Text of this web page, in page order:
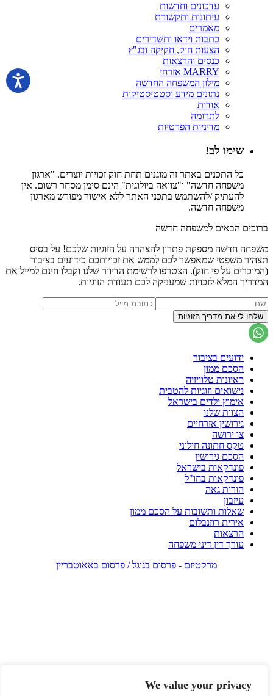
We value your privacy
עדכונים וחדשות
עיתונות ותקשורת
מאמרים
כתבות וידאו ותשדירים
הצעות חוק, חקיקה ובג"ץ
כנסים והרצאות
MARRY אזרחי
מילון המשפחה החדשה
נתונים מידע וסטטיסטיקות
אודות
לתרומה
מדיניות הפרטיות
שימו לב!
כל התכנים באתר זה מוגנים תחת חוק זכויות יוצרים. "ארגון
משפחה חדשה" ו"צוואה ביולוגית" הינם סימן מסחר רשום. אין
להעתיק /להשתמש בתכני האתר ללא אישור מפורש מארגון
משפחה חדשה.
ברוכים הבאים למשפחה חדשה
משפחה חדשה מספקת פתרון להצהרה על הזוגיות שלכם! על בסיס
תצהיר משפטי שמאפשר לכם לממש את זכויותכם כידועים בציבור
(המוכרים על פי חוק). הצטרפו לרשימת הדיוור שלנו וקבלו חינם למייל את
המדריך המלא לזכויות שמעניקה לכם תעודת הזוגיות.
ידועים בציבור
הסכם ממון
ראיונות טלוויזיה
נישואים וזוגיות להטבית
אימוץ ילדים בישראל
הצוות שלנו
גירושין אזרחיים
צו ירושה
טקס חתונה חילוני
הסכם גירושין
פונדקאות בישראל
פונדקאות בחו"ל
הורות גאה
עיזבון
שאלות ותשובות על הסכם ממון
אירית רוזנבלום
הרצאות
עורך דין דיני משפחה
מרקטיזם - פרסום בגוגל / פרסום באאוטבריין